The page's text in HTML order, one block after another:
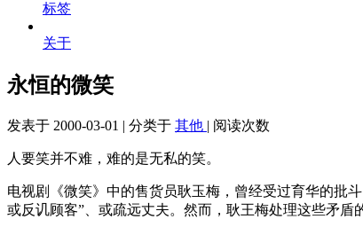
标签
关于
永恒的微笑
发表于 2000-03-01 | 分类于 其他 | 阅读次数
人要笑并不难，难的是无私的笑。
电视剧《微笑》中的售货员耿玉梅，曾经受过育华的批
或反讥顾客”、或疏远丈夫。然而，耿王梅处理这些矛